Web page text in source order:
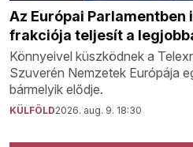
Az Európai Parlamentben
frakciója teljesít a
Könnyeivel küszködnek a
Szuverén Nemzetek Európája
bármelyik elődje.
KÜLFÖLD2026. aug. 9. 18:30